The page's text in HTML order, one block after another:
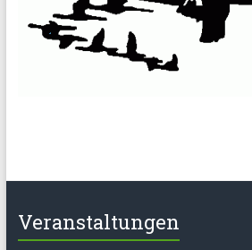
Veranstaltungen